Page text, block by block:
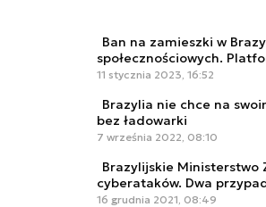
Ban na zamieszki w
społecznościowych.
11 stycznia 2023, 16:52
Brazylia nie chce na
bez ładowarki
7 września 2022, 08:10
Brazylijskie Ministerstwo
cyberataków. Dwa
16 grudnia 2021, 08:49